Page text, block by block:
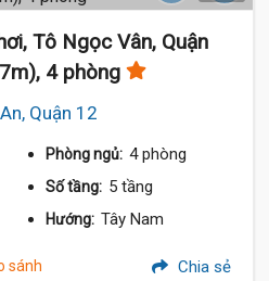
Tô Ngọc Vân, Quận
4 phòng
Quận 12
Phòng ngủ: 4 phòng
Số tầng: 5 tầng
Hướng: Tây Nam
sánh Chia sẻ